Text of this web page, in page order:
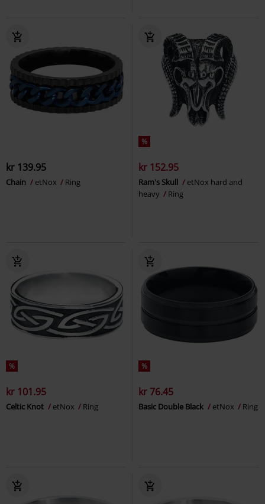
kr 139.95
Chain etNox Ring
%
kr 152.95
Ram's Skull
etNox hard and
heavy
Ring
%
kr 101.95
Celtic Knot etNox Ring
%
kr 76.45
Basic Double Black etNox Ring